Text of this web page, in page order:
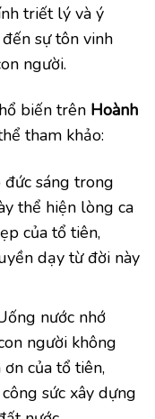
triết lý và ý
sự tôn vinh
người.
biến trên Hoành
tham khảo:
đức sáng trong
thể hiện lòng ca
của tổ tiên,
dạy từ đời này
nước nhớ
người không
của tổ tiên,
sức xây dựng